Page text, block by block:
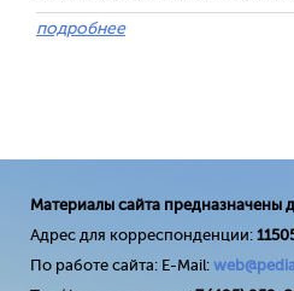
подробнее
Материалы сайта предназначены
Адрес для корреспонденции:
По работе сайта: E-Mail: